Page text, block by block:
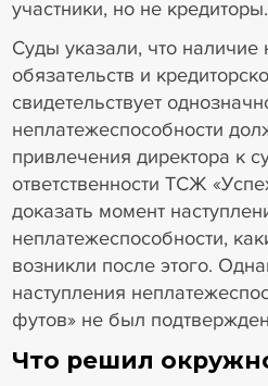
участники, но не кредиторы.
Суды указали, что наличие
обязательств и
свидетельствует
неплатежеспособности
привлечения директора к
ответственности ТСЖ
доказать момент
неплатежеспособности,
возникли после этого.
наступления
футов» не был
Что решил